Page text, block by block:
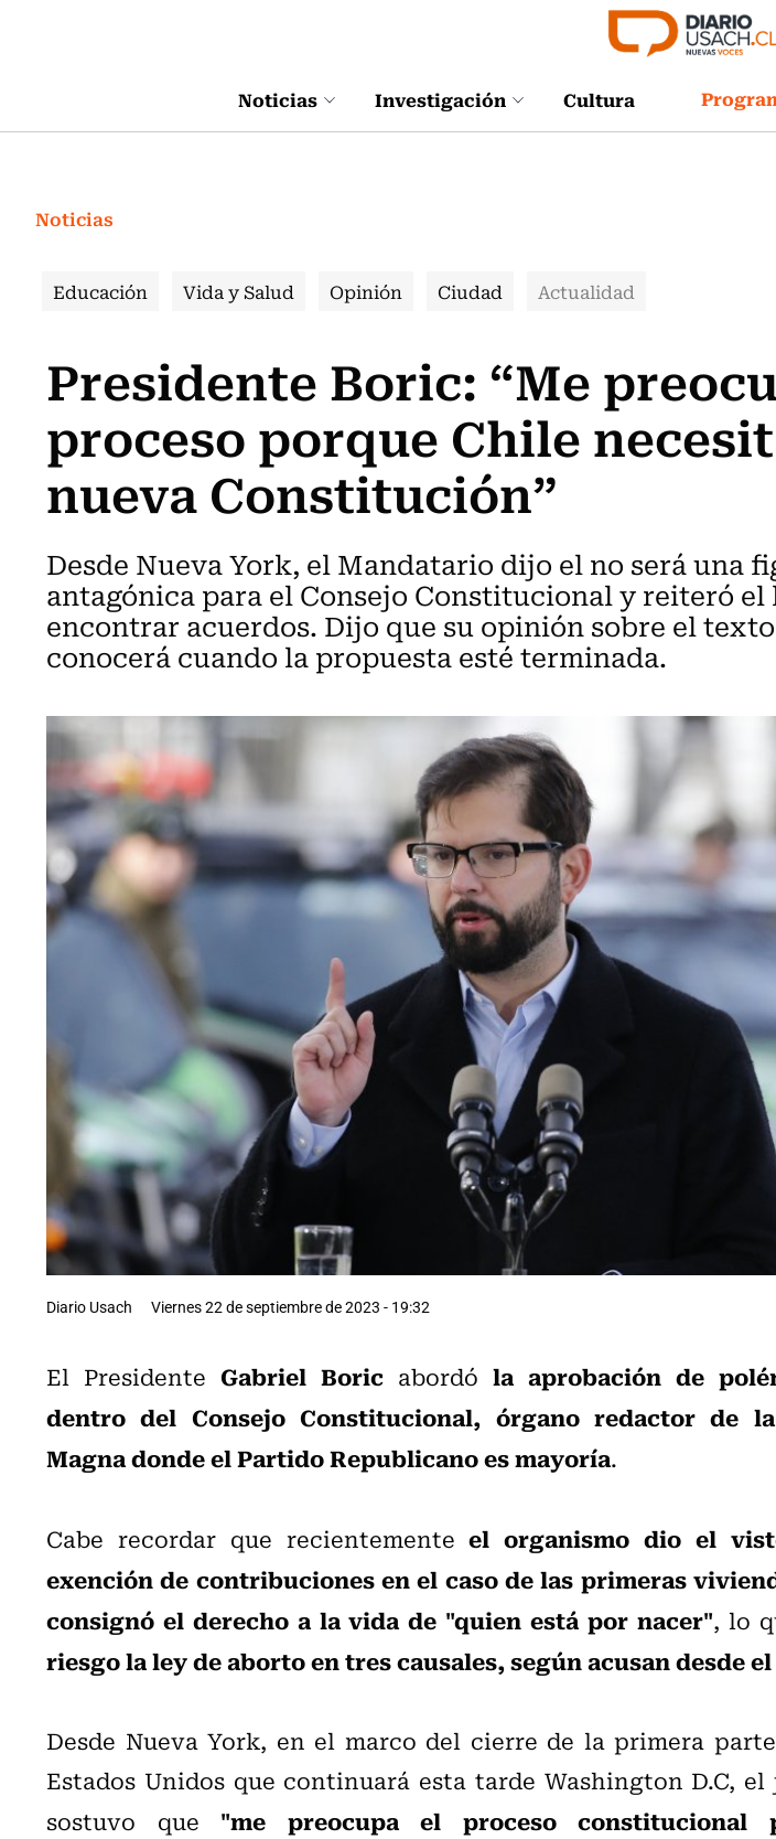
Noticias Investigación Cultura
Noticias
Educación Vida y Salud Opinión Ciudad Actualidad
Presidente Boric: “Me
proceso porque Chile
nueva Constitución”
Desde Nueva York, el Mandatario dijo el no será una
antagónica para el Consejo Constitucional y reiteró el
encontrar acuerdos. Dijo que su opinión sobre el
conocerá cuando la propuesta esté terminada.
Diario Usach Viernes 22 de septiembre de 2023 - 19:32
El Presidente Gabriel Boricabordó la aprobación de
dentro del Consejo Constitucional, órgano redactor de
Magna donde el Partido Republicano es mayoría.
Cabe recordar que recientemente el organismo dio el
exención de contribuciones en el caso de las primeras
consignó el derecho a la vida de "quien está por nacer", lo
riesgo la ley de aborto en tres causales, según acusan desde
Desde Nueva York, en el marco del cierre de la primera
Estados Unidos que continuará esta tarde Washington D.C, el
sostuvo que "me preocupa el proceso constitucional